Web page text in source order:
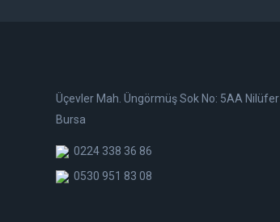
Üçevler Mah. Üngörmüş Sok No: 5AA Nilüfer
Bursa
0224 338 36 86
0530 951 83 08